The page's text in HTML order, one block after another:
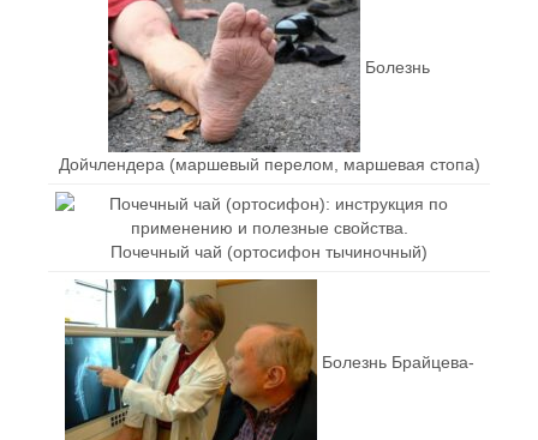
Болезнь
Дойчлендера (маршевый перелом, маршевая стопа)
Почечный чай (ортосифон тычиночный)
Болезнь Брайцева-